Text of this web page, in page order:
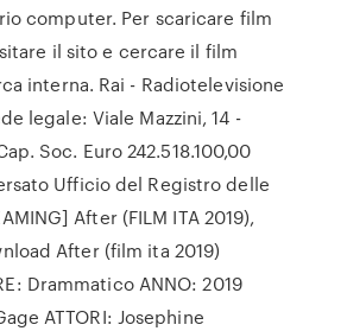
computer. Per scaricare film
il sito e cercare il film
interna. Rai - Radiotelevisione
legale: Viale Mazzini, 14 -
Soc. Euro 242.518.100,00
Ufficio del Registro delle
After (FILM ITA 2019),
After (film ita 2019)
Drammatico ANNO: 2019
ATTORI: Josephine